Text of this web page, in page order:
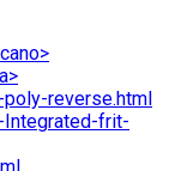
reverse.html
Integrated-frit-